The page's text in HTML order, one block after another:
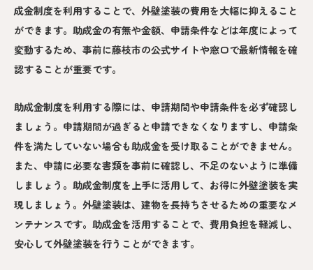
成金制度を利用することで、外壁塗装の費用を大幅に抑えること
ができます。助成金の有無や金額、申請条件などは年度によって
変動するため、事前に藤枝市の公式サイトや窓口で最新情報を確
認することが重要です。
助成金制度を利用する際には、申請期間や申請条件を必ず確認し
ましょう。申請期間が過ぎると申請できなくなりますし、申請条
件を満たしていない場合も助成金を受け取ることができません。
また、申請に必要な書類を事前に確認し、不足のないように準備
しましょう。助成金制度を上手に活用して、お得に外壁塗装を実
現しましょう。外壁塗装は、建物を長持ちさせるための重要なメ
ンテナンスです。助成金を活用することで、費用負担を軽減し、
安心して外壁塗装を行うことができます。